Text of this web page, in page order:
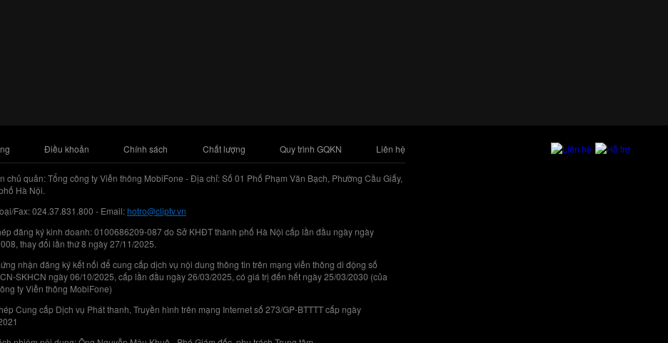
Điều khoản Chính sách Chất lượng Quy trình GQKN Liên hệ
chủ quản: Tổng công ty Viễn thông MobiFone - Địa chỉ: Số 01 Phố Phạm Văn Bạch, Phường Cầu Giấy,
Hà Nội.
Fax: 024.37.831.800 - Email:hotro@cliptv.vn
đăng ký kinh doanh: 0100686209-087 do Sở KHĐT thành phố Hà Nội cấp lần đầu ngày ngày
thay đổi lần thứ 8 ngày 27/11/2025.
nhận đăng ký kết nối để cung cấp dịch vụ nội dung thông tin trên mạng viễn thông di động số
SKHCN ngày 06/10/2025, cấp lần đầu ngày 26/03/2025, có giá trị đến hết ngày 25/03/2030 (của
ty Viễn thông MobiFone)
Cung cấp Dịch vụ Phát thanh, Truyền hình trên mạng Internet số 273/GP-BTTTT cấp ngày